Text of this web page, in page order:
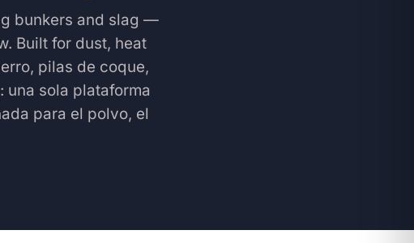
bunkers and slag —
Built for dust, heat
pilas de coque,
sola plataforma
para el polvo, el